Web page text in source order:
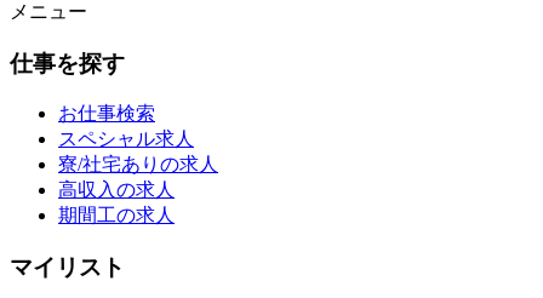
メニュー
仕事を探す
お仕事検索
スペシャル求人
寮/社宅ありの求人
高収入の求人
期間工の求人
マイリスト